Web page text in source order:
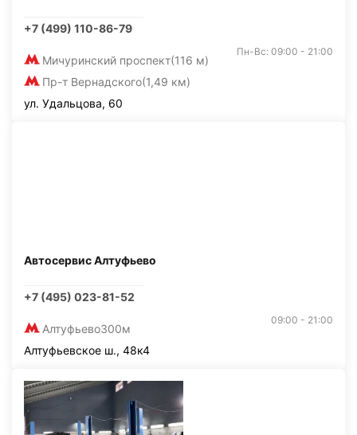
+7 (499) 110-86-79
Мичуринский проспект(116 м)
Пр-т Вернадского(1,49 км)
Пн-Вс: 09:00 - 21:00
ул. Удальцова, 60
Автосервис Алтуфьево
+7 (495) 023-81-52
Алтуфьево300м
09:00 - 21:00
Алтуфьевское ш., 48к4